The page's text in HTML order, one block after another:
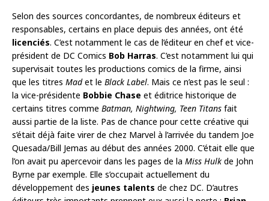
Selon des sources concordantes, de nombreux éditeurs et
responsables, certains en place depuis des années, ont été
licenciés. C’est notamment le cas de l’éditeur en chef et vice-
président de DC Comics Bob Harras. C’est notamment lui qui
supervisait toutes les productions comics de la firme, ainsi
que les titres Madet le Black Label. Mais ce n’est pas le seul :
la vice-présidente Bobbie Chase et éditrice historique de
certains titres comme Batman, Nightwing, Teen Titans fait
aussi partie de la liste. Pas de chance pour cette créative qui
s’était déjà faite virer de chez Marvel à l’arrivée du tandem Joe
Quesada/Bill Jemas au début des années 2000. C’était elle que
l’on avait pu apercevoir dans les pages de la Miss Hulk de John
Byrne par exemple. Elle s’occupait actuellement du
développement des jeunes talents de chez DC. D’autres